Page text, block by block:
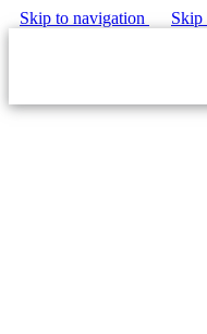
Skip to navigation Skip